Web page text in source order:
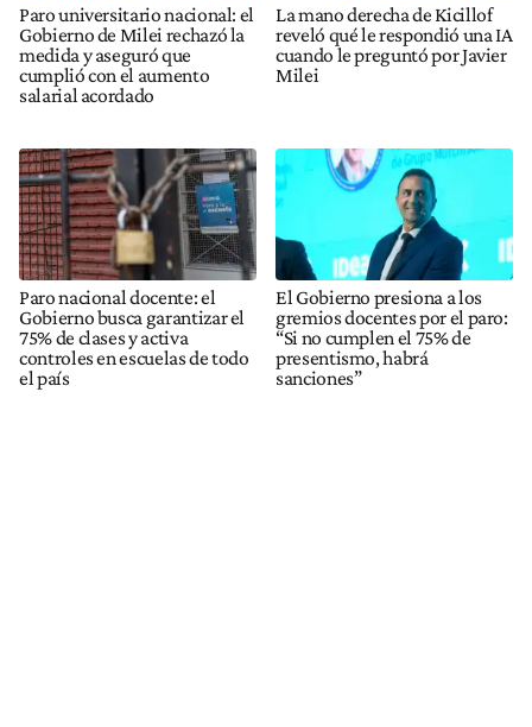
Paro universitario nacional: el
Gobierno de Milei rechazó la
medida y aseguró que
cumplió con el aumento
salarial acordado
La mano derecha de Kicillof
reveló qué le respondió una IA
cuando le preguntó por Javier
Milei
Paro nacional docente: el
Gobierno busca garantizar el
75% de clases y activa
controles en escuelas de todo
el país
El Gobierno presiona a los
gremios docentes por el paro:
“Si no cumplen el 75% de
presentismo, habrá
sanciones”